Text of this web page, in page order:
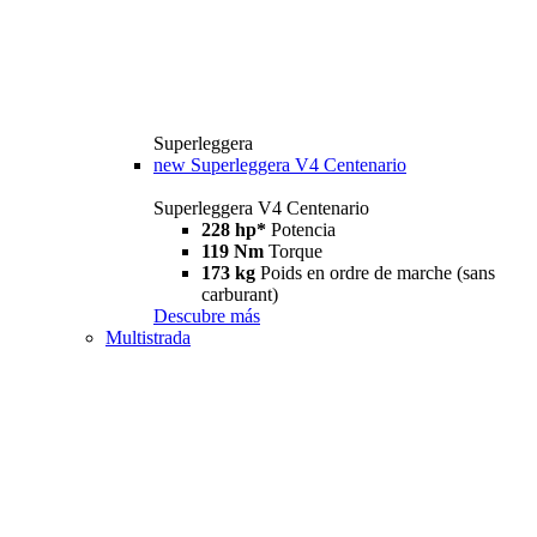
Superleggera
new Superleggera V4 Centenario
Superleggera V4 Centenario
228 hp* Potencia
119 Nm Torque
173 kg Poids en ordre de marche (sans
carburant)
Descubre más
Multistrada